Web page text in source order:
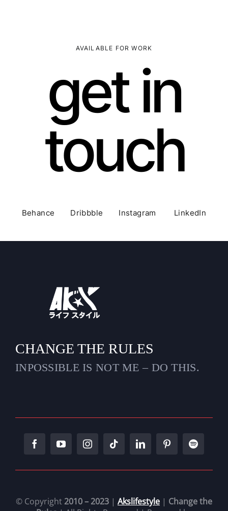
AVAILABLE FOR WORK
get in
touch
Behance Dribbble Instagram LinkedIn
CHANGE THE RULES
INPOSSIBLE IS NOT ME – DO THIS.
© Copyright 2010 – 2023 | Akslifestyle | Change the